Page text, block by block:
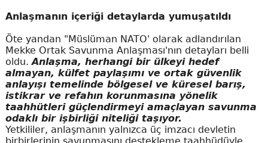
Anlaşmanın içeriği detaylarda yumuşatıldı
Öte yandan "Müslüman NATO' olarak adlandırılan
Mekke Ortak Savunma Anlaşması'nın detayları belli
oldu.Anlaşma, herhangi bir ülkeyi hedef
almayan, külfet paylaşımı ve ortak güvenlik
anlayışı temelinde bölgesel ve küresel barış,
istikrar ve refahın korunmasına yönelik
taahhütleri güçlendirmeyi amaçlayan savunma
odaklı bir işbirliği niteliği taşıyor.
Yetkililer, anlaşmanın yalnızca üç imzacı devletin